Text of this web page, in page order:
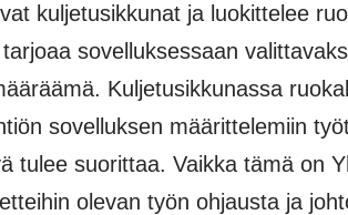
kuljetusikkunat ja luokittelee
sovelluksessaan
Kuljetusikkunassa
sovelluksen määrittelemiin
tulee suorittaa. Vaikka tämä on
olevan työn ohjausta ja